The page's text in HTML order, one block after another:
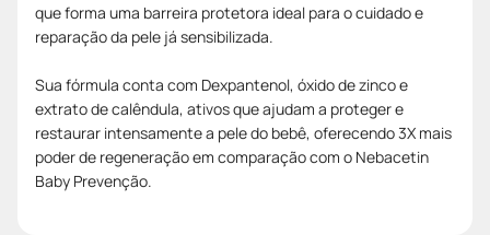
que forma uma barreira protetora ideal para o cuidado e
reparação da pele já sensibilizada.
Sua fórmula conta com Dexpantenol, óxido de zinco e
extrato de calêndula, ativos que ajudam a proteger e
restaurar intensamente a pele do bebê, oferecendo 3X mais
poder de regeneração em comparação com o Nebacetin
Baby Prevenção.